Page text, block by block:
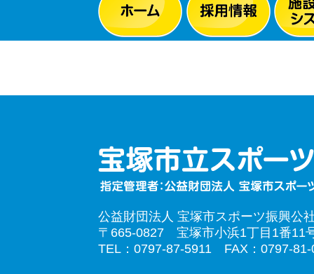
公益財団法人 宝塚市スポーツ振興公
〒665-0827 宝塚市小浜1丁目1番11
TEL：0797-87-5911 FAX：0797-81-